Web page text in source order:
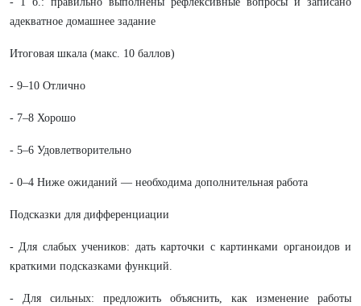
адекватное домашнее задание
Итоговая шкала (макс. 10 баллов)
- 9–10 Отлично
- 7–8 Хорошо
- 5–6 Удовлетворительно
- 0–4 Ниже ожиданий — необходима дополнительная работа
Подсказки для дифференциации
- Для слабых учеников: дать карточки с картинками органоидов и
краткими подсказками функций.
- Для сильных: предложить объяснить, как изменение работы